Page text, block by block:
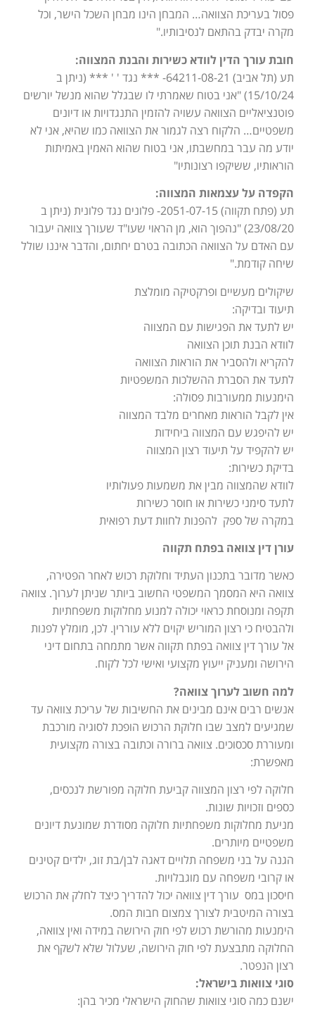
פסול בעריכת הצוואה… המבחן הינו מבחן השכל הישר, וכל
מקרה יבדק בהתאם לנסיבותיו."
חובת עורך הדין לוודא כשירות והבנת המצווה:
תע (תל אביב) 64211-08-21- *** נגד ' ' *** (ניתן ב
15/10/24) "אני בטוח שאמרתי לו שבגלל שהוא מנשל יורשים
פוטנציאליים הצוואה עשויה להזמין התנגדויות או דיונים
משפטיים… הלקוח רצה לגמור את הצוואה כמו שהיא, אני לא
יודע מה עבר במחשבתו, אני בטוח שהוא האמין באמיתות
הוראותיו, ששיקפו רצונותיו"
הקפדה על עצמאות המצווה:
תע (פתח תקווה) 2051-07-15- פלונים נגד פלונית (ניתן ב
23/08/20) "נהפוך הוא, מן הראוי שעו"ד שעורך צוואה יעבור
עם האדם על הצוואה הכתובה בטרם יחתום, והדבר איננו שולל
שיחה קודמת."
שיקולים מעשיים ופרקטיקה מומלצת
תיעוד ובדיקה:
יש לתעד את הפגישות עם המצווה
לוודא הבנת תוכן הצוואה
להקריא ולהסביר את הוראות הצוואה
לתעד את הסברת ההשלכות המשפטיות
הימנעות ממעורבות פסולה:
אין לקבל הוראות מאחרים מלבד המצווה
יש להיפגש עם המצווה ביחידות
יש להקפיד על תיעוד רצון המצווה
בדיקת כשירות:
לוודא שהמצווה מבין את משמעות פעולותיו
לתעד סימני כשירות או חוסר כשירות
במקרה של ספק להפנות לחוות דעת רפואית
עורן דין צוואה בפתח תקווה
כאשר מדובר בתכנון העתיד וחלוקת רכוש לאחר הפטירה,
צוואה היא המסמך המשפטי החשוב ביותר שניתן לערוך. צוואה
תקפה ומנוסחת כראוי יכולה למנוע מחלוקות משפחתיות
ולהבטיח כי רצון המוריש יקוים ללא עוררין. לכן, מומלץ לפנות
אל עורך דין צוואה בפתח תקווה אשר מתמחה בתחום דיני
הירושה ומעניק ייעוץ מקצועי ואישי לכל לקוח.
למה חשוב לערוך צוואה?
אנשים רבים אינם מבינים את החשיבות של עריכת צוואה עד
שמגיעים למצב שבו חלוקת הרכוש הופכת לסוגיה מורכבת
ומעוררת סכסוכים. צוואה ברורה וכתובה בצורה מקצועית
מאפשרת:
חלוקה לפי רצון המצווה קביעת חלוקה מפורשת לנכסים,
כספים וזכויות שונות.
מניעת מחלוקות משפחתיות חלוקה מסודרת שמונעת דיונים
משפטיים מיותרים.
הגנה על בני משפחה תלויים דאגה לבן/בת זוג, ילדים קטינים
או קרובי משפחה עם מוגבלויות.
חיסכון במס עורך דין צוואה יכול להדריך כיצד לחלק את הרכוש
בצורה המיטבית לצורך צמצום חבות המס.
הימנעות מהורשת רכוש לפי חוק הירושה במידה ואין צוואה,
החלוקה מתבצעת לפי חוק הירושה, שעלול שלא לשקף את
רצון הנפטר.
סוגי צוואות בישראל:
ישנם כמה סוגי צוואות שהחוק הישראלי מכיר בהן: